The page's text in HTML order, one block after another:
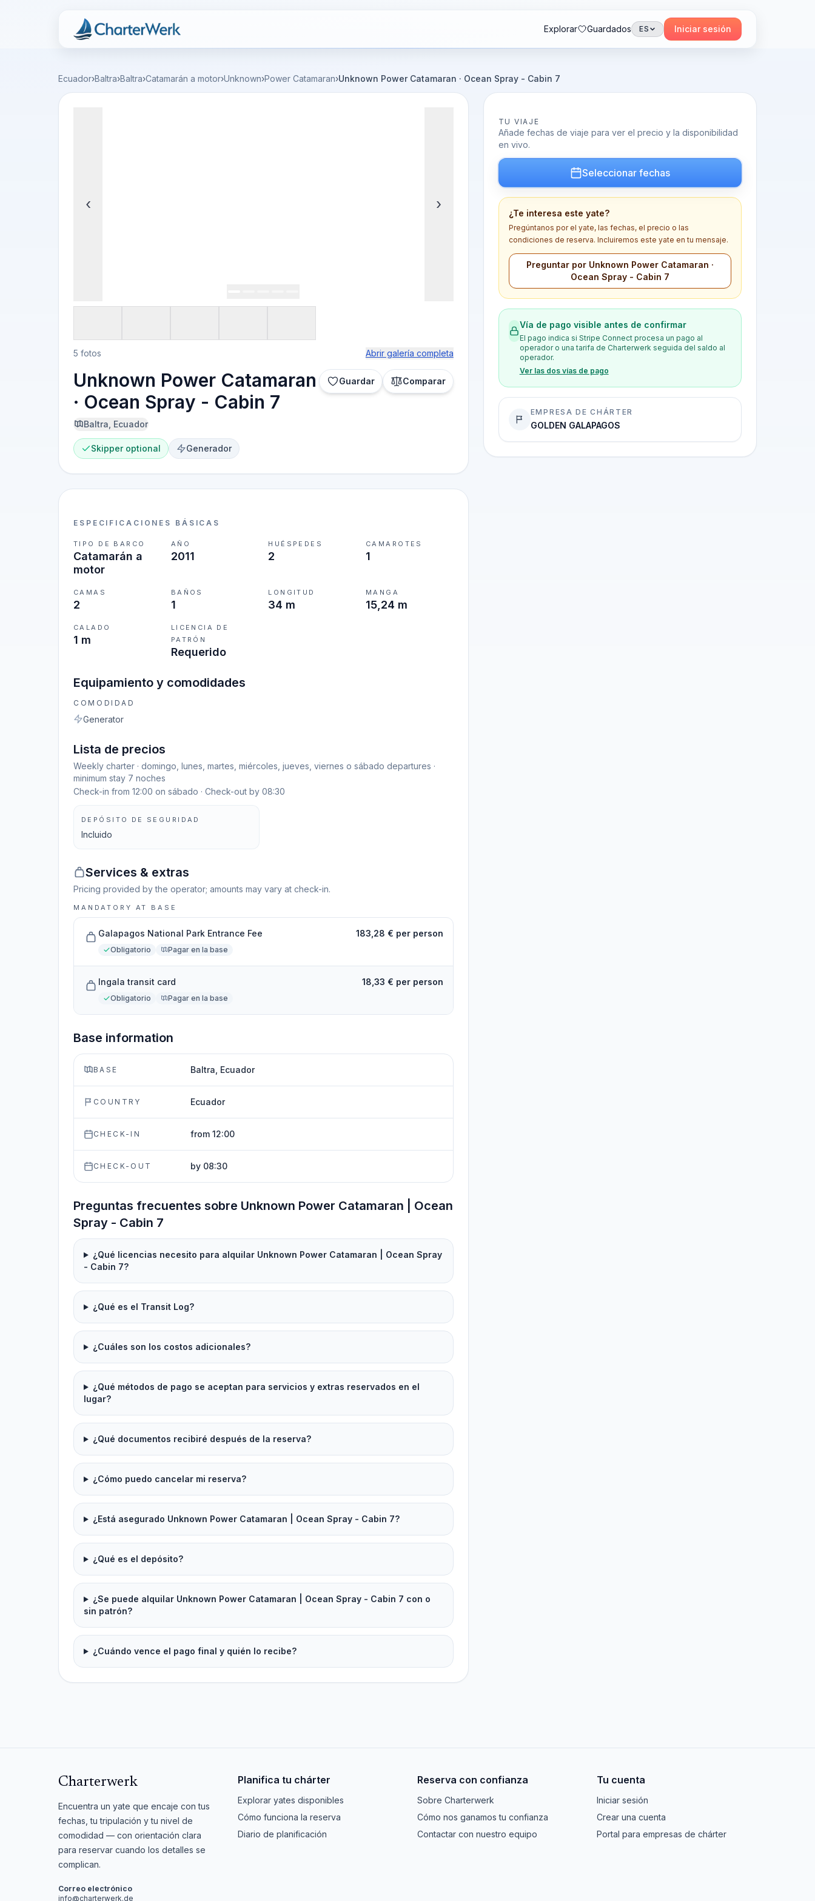
Charterwerk
Explorar Guardados ES Iniciar sesión
Ecuador›Baltra›Baltra›Catamarán a motor›Unknown›Power Catamaran›Unknown Power Catamaran · Ocean Spray - Cabin 7
‹ ›
5 fotos Abrir galería completa
Unknown Power Catamaran
· Ocean Spray - Cabin 7
Guardar Comparar
Baltra, Ecuador
Skipper optional Generador
ESPECIFICACIONES BÁSICAS
TIPO DE BARCO
Catamarán a
motor
AÑO
2011
HUÉSPEDES
2
CAMAROTES
1
CAMAS
2
BAÑOS
1
LONGITUD
34 m
MANGA
15,24 m
CALADO
1 m
LICENCIA DE
PATRÓN
Requerido
Equipamiento y comodidades
COMODIDAD
Generator
Lista de precios
Weekly charter · domingo, lunes, martes, miércoles, jueves, viernes o sábado departures ·
minimum stay 7 noches
Check-in from 12:00 on sábado · Check-out by 08:30
DEPÓSITO DE SEGURIDAD
Incluido
Services & extras
Pricing provided by the operator; amounts may vary at check-in.
MANDATORY AT BASE
Galapagos National Park Entrance Fee
Obligatorio Pagar en la base
183,28 € per person
Ingala transit card
Obligatorio Pagar en la base
18,33 € per person
Base information
BASE Baltra, Ecuador
COUNTRY Ecuador
CHECK-IN from 12:00
CHECK-OUT by 08:30
Preguntas frecuentes sobre Unknown Power Catamaran | Ocean
Spray - Cabin 7
¿Qué licencias necesito para alquilar Unknown Power Catamaran | Ocean Spray
- Cabin 7?
¿Qué es el Transit Log?
¿Cuáles son los costos adicionales?
¿Qué métodos de pago se aceptan para servicios y extras reservados en el
lugar?
¿Qué documentos recibiré después de la reserva?
¿Cómo puedo cancelar mi reserva?
¿Está asegurado Unknown Power Catamaran | Ocean Spray - Cabin 7?
¿Qué es el depósito?
¿Se puede alquilar Unknown Power Catamaran | Ocean Spray - Cabin 7 con o
sin patrón?
¿Cuándo vence el pago final y quién lo recibe?
TU VIAJE
Añade fechas de viaje para ver el precio y la disponibilidad
en vivo.
Seleccionar fechas
¿Te interesa este yate?
Pregúntanos por el yate, las fechas, el precio o las
condiciones de reserva. Incluiremos este yate en tu mensaje.
Preguntar por Unknown Power Catamaran ·
Ocean Spray - Cabin 7
Vía de pago visible antes de confirmar
El pago indica si Stripe Connect procesa un pago al
operador o una tarifa de Charterwerk seguida del saldo al
operador.
Ver las dos vías de pago
EMPRESA DE CHÁRTER
GOLDEN GALAPAGOS
Charterwerk
Encuentra un yate que encaje con tus
fechas, tu tripulación y tu nivel de
comodidad — con orientación clara
para reservar cuando los detalles se
complican.
Correo electrónico
info@charterwerk.de
Planifica tu chárter
Explorar yates disponibles
Cómo funciona la reserva
Diario de planificación
Reserva con confianza
Sobre Charterwerk
Cómo nos ganamos tu confianza
Contactar con nuestro equipo
Tu cuenta
Iniciar sesión
Crear una cuenta
Portal para empresas de chárter